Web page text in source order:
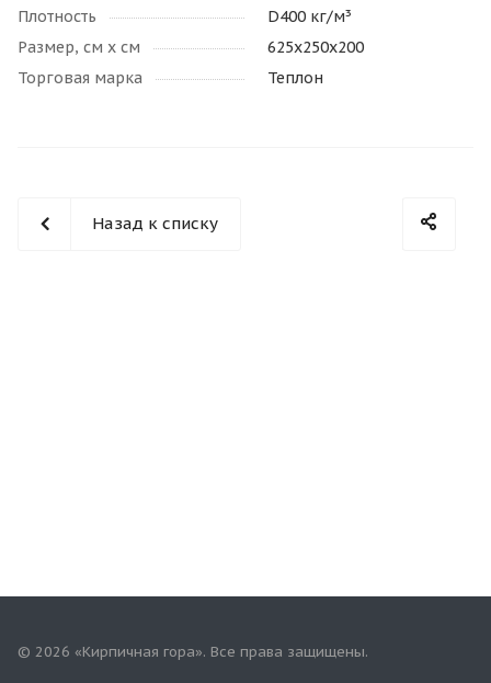
Плотность
D400 кг/м³
Размер, см х см
625х250х200
Торговая марка
Теплон
Назад к списку
© 2026 «Кирпичная гора». Все права защищены.